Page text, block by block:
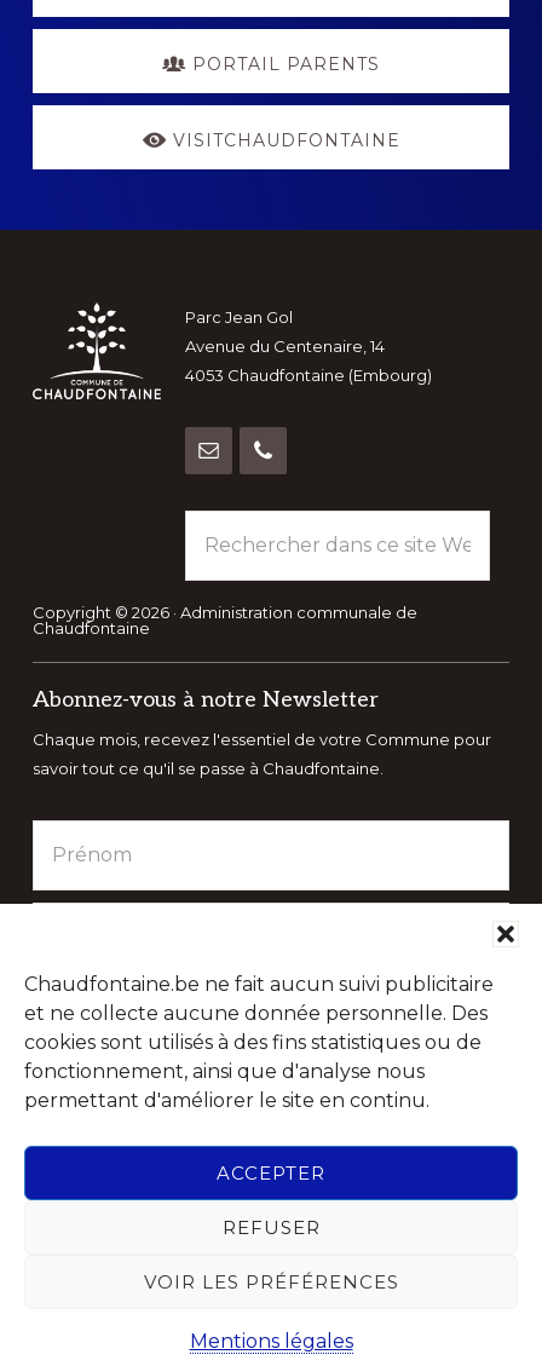
Chaudfontaine.be ne fait aucun suivi publicitaire
et ne collecte aucune donnée personnelle. Des
cookies sont utilisés à des fins statistiques ou de
fonctionnement, ainsi que d'analyse nous
permettant d'améliorer le site en continu.
ACCEPTER
REFUSER
VOIR LES PRÉFÉRENCES
Mentions légales
PORTAIL PARENTS
VISITCHAUDFONTAINE
Footer
Parc Jean Gol
Avenue du Centenaire, 14
4053 Chaudfontaine (Embourg)
dans
ce
site
Copyright © 2026 · Administration communale de
Chaudfontaine
Abonnez-vous à notre Newsletter
Chaque mois, recevez l'essentiel de votre Commune pour
savoir tout ce qu'il se passe à Chaudfontaine.
Suivez-nous sur les réseaux sociaux
MENTIONS LÉGALES
ACCESSIBILITÉ